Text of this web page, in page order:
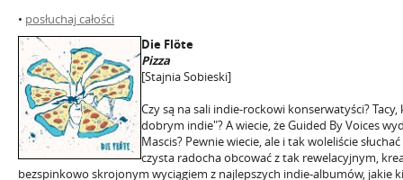
• posłuchaj całości
Die Flöte
Pizza
[Stajnia Sobieski]
Czy są na sali indie-rockowi konserwatyści?
dobrym indie"? A wiecie, że Guided By Voices
Mascis? Pewnie wiecie, ale i tak woleliście
czysta radocha obcować z tak rewelacyjnym,
bezspinkowo skrojonym wyciągiem z najlepszych indie-albumów, jakie